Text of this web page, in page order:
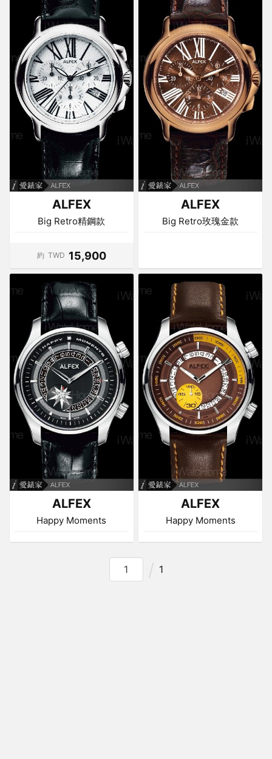
ALFEX
Big Retro精鋼款
約 TWD 15,900
ALFEX
Big Retro玫瑰金款
ALFEX
Happy Moments
ALFEX
Happy Moments
1